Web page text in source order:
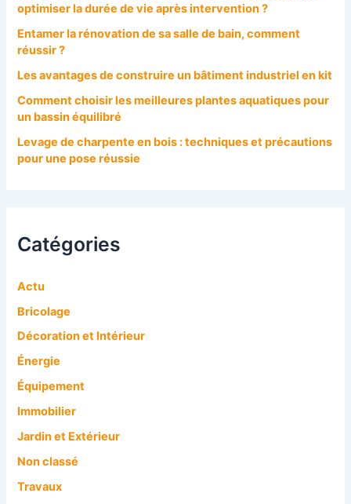
optimiser la durée de vie après intervention ?
Entamer la rénovation de sa salle de bain, comment
réussir ?
Les avantages de construire un bâtiment industriel en kit
Comment choisir les meilleures plantes aquatiques pour
un bassin équilibré
Levage de charpente en bois : techniques et précautions
pour une pose réussie
Catégories
Actu
Bricolage
Décoration et Intérieur
Énergie
Équipement
Immobilier
Jardin et Extérieur
Non classé
Travaux